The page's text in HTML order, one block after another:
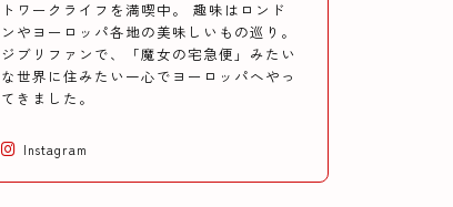
トワークライフを満喫中。 趣味はロンド
ンやヨーロッパ各地の美味しいもの巡り。
ジブリファンで、「魔女の宅急便」みたい
な世界に住みたい一心でヨーロッパへやっ
てきました。
Instagram